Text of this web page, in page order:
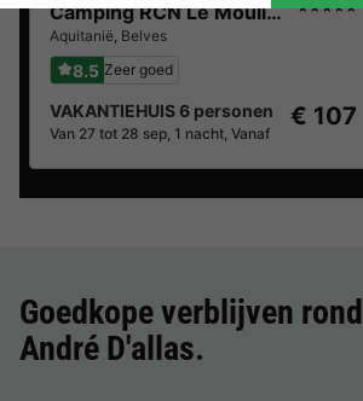
Camping RCN Le Moulin de la Pique ★★★★★
Aquitanië, Belves
8.5 Zeer goed
VAKANTIEHUIS 6 personen
Van 27 tot 28 sep, 1 nacht, Vanaf
€ 107
Goedkope verblijven rond
André D'allas.